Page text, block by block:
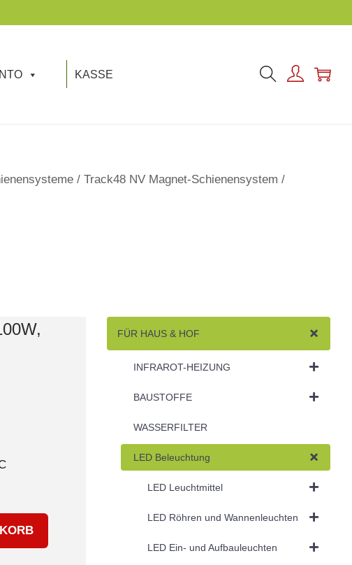
KASSE
/ Track48 NV Magnet-Schienensystem /
FÜR HAUS & HOF
INFRAROT-HEIZUNG
BAUSTOFFE
WASSERFILTER
LED Beleuchtung
LED Leuchtmittel
LED Röhren und Wannenleuchten
LED Ein- und Aufbauleuchten